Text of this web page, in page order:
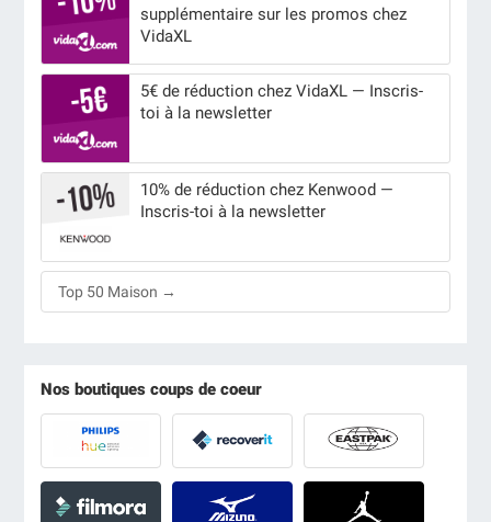
supplémentaire sur les promos chez
VidaXL
5€ de réduction chez VidaXL — Inscris-
toi à la newsletter
10% de réduction chez Kenwood —
Inscris-toi à la newsletter
Top 50 Maison →
Nos boutiques coups de coeur